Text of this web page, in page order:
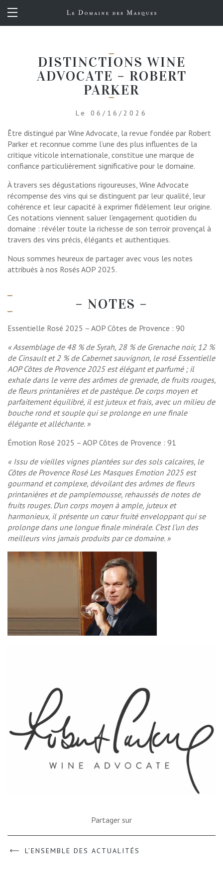
DISTINCTIONS WINE
ADVOCATE – ROBERT
PARKER
Le 06/16/2026
Être distingué par Wine Advocate, la revue fondée par Robert
Parker et reconnue comme l’une des plus influentes de la
critique viticole internationale, constitue une marque de
confiance particulièrement significative pour le domaine.
À travers ses dégustations rigoureuses, Wine Advocate
récompense des vins qui se distinguent par leur qualité, leur
cohérence et leur capacité à exprimer fidèlement leur origine.
Ces notations viennent saluer l’engagement quotidien du
domaine : révéler toute la richesse de son terroir provençal à
travers des vins précis, élégants et authentiques.
Nous sommes heureux de partager avec vous les notes
attribués à nos Rosés AOP 2025.
– NOTES –
Essentielle Rosé 2025 – AOP Côtes de Provence : 90
« Assemblage de 48 % de Syrah, 28 % de Grenache noir, 12 %
de Cinsault et 2 % de Cabernet sauvignon, le rosé Essentielle
AOP Côtes de Provence 2025 est élégant et parfumé ; il
exhale dans le verre des arômes de grenade, de fruits rouges,
de fleurs printanières et de pastèque. De corps moyen et
parfaitement équilibré, il est juteux et frais, avec un milieu de
bouche rond et souple qui se prolonge en une finale
élégante et alléchante. »
Émotion Rosé 2025 – AOP Côtes de Provence : 91
« Issu de vieilles vignes plantées sur des sols calcaires, le
Côtes de Provence Rosé Les Masques Emotion 2025 est
gourmand et complexe, dévoilant des arômes de fleurs
printanières et de pamplemousse, rehaussés de notes de
fruits rouges. D’un corps moyen à ample, juteux et
harmonieux, il présente un cœur fruité enveloppant qui se
prolonge dans une longue finale minérale. C’est l’un des
meilleurs vins jamais produits par ce domaine. »
Partager sur
L’ENSEMBLE DES ACTUALITÉS